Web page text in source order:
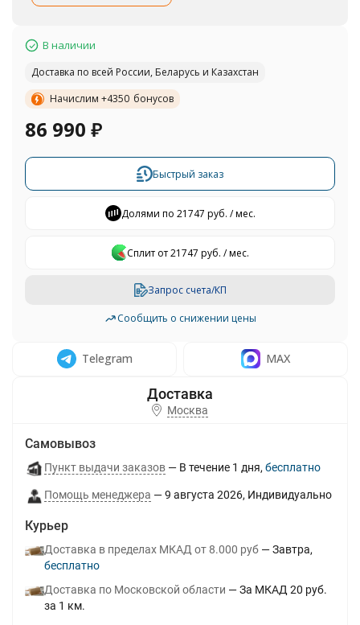
В наличии
Доставка по всей России, Беларусь и Казахстан
Начислим +4350 бонусов
86 990 ₽
Быстрый заказ
Долями по 21747 руб. / мес.
Сплит от 21747 руб. / мес.
Запрос счета/КП
Сообщить о снижении цены
Telegram MAX
Москва
Самовывоз
Пункт выдачи заказов В течение 1 дня Бесплатно
Помощь менеджера 9 августа 2026 Индивидуально
Курьер
Доставка в пределах МКАД от 8.000 руб
Завтра
Бесплатно
Доставка по Московской области
За МКАД 20 руб.
за 1 км.